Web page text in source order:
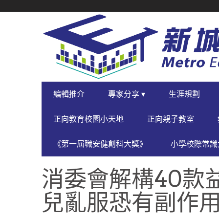
NAVIGATION
PRIMARY
NAVIGATION
編輯推介 專家分享 ▾ 生涯規劃
正向教育校園小天地 正向親子教室
《第一屆職安健創科大獎》 小學校際常
消委會解構40
兒亂服恐有副作